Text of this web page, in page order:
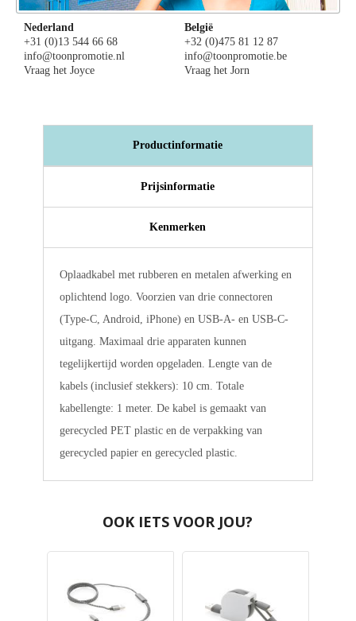
Nederland
+31 (0)13 544 66 68
info@toonpromotie.nl
Vraag het Joyce
België
+32 (0)475 81 12 87
info@toonpromotie.be
Vraag het Jorn
Productinformatie
Prijsinformatie
Kenmerken
Oplaadkabel met rubberen en metalen afwerking en
oplichtend logo. Voorzien van drie connectoren
(Type-C, Android, iPhone) en USB-A- en USB-C-
uitgang. Maximaal drie apparaten kunnen
tegelijkertijd worden opgeladen. Lengte van de
kabels (inclusief stekkers): 10 cm. Totale
kabellengte: 1 meter. De kabel is gemaakt van
gerecycled PET plastic en de verpakking van
gerecycled papier en gerecycled plastic.
OOK IETS VOOR JOU?